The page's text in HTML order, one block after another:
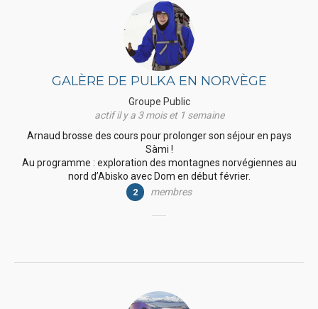
GALÈRE DE PULKA EN NORVÈGE
Groupe Public
actif il y a 3 mois et 1 semaine
Arnaud brosse des cours pour prolonger son séjour en pays
Sàmi !
Au programme : exploration des montagnes norvégiennes au
nord d’Abisko avec Dom en début février.
2 membres